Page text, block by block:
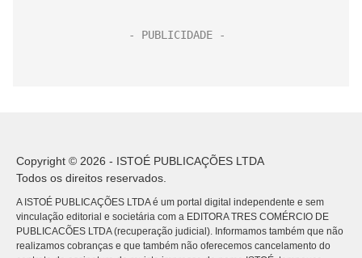
Copyright © 2026 - ISTOÉ PUBLICAÇÕES LTDA
Todos os direitos reservados.
A ISTOÉ PUBLICAÇÕES LTDA é um portal digital independente e sem
vinculação editorial e societária com a EDITORA TRES COMÉRCIO DE
PUBLICACÕES LTDA (recuperação judicial). Informamos também que não
realizamos cobranças e que também não oferecemos cancelamento do